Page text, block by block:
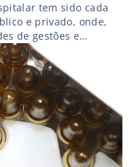
tem sido cada
e privado, onde,
de gestões e
objetivos e podem
Com isso, quero dizer
considerando